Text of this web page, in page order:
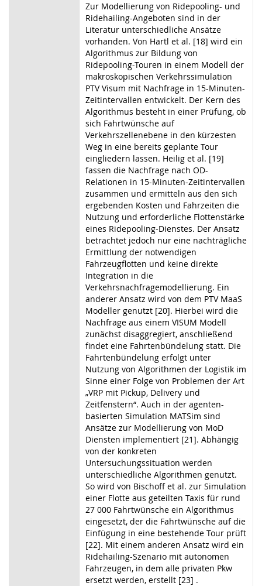
Zur Modellierung von Ridepooling- und
Ridehailing-Angeboten sind in der
Literatur unterschiedliche Ansätze
vorhanden. Von Hartl et al. [18] wird ein
Algorithmus zur Bildung von
Ridepooling-Touren in einem Modell der
makroskopischen Verkehrssimulation
PTV Visum mit Nachfrage in 15-Minuten-
Zeitintervallen entwickelt. Der Kern des
Algorithmus besteht in einer Prüfung, ob
sich Fahrtwünsche auf
Verkehrszellenebene in den kürzesten
Weg in eine bereits geplante Tour
eingliedern lassen. Heilig et al. [19]
fassen die Nachfrage nach OD-
Relationen in 15-Minuten-Zeitintervallen
zusammen und ermitteln aus den sich
ergebenden Kosten und Fahrzeiten die
Nutzung und erforderliche Flottenstärke
eines Ridepooling-Dienstes. Der Ansatz
betrachtet jedoch nur eine nachträgliche
Ermittlung der notwendigen
Fahrzeugflotten und keine direkte
Integration in die
Verkehrsnachfragemodellierung. Ein
anderer Ansatz wird von dem PTV MaaS
Modeller genutzt [20]. Hierbei wird die
Nachfrage aus einem VISUM Modell
zunächst disaggregiert, anschließend
findet eine Fahrtenbündelung statt. Die
Fahrtenbündelung erfolgt unter
Nutzung von Algorithmen der Logistik im
Sinne einer Folge von Problemen der Art
„VRP mit Pickup, Delivery und
Zeitfenstern“. Auch in der agenten-
basierten Simulation MATSim sind
Ansätze zur Modellierung von MoD
Diensten implementiert [21]. Abhängig
von der konkreten
Untersuchungssituation werden
unterschiedliche Algorithmen genutzt.
So wird von Bischoff et al. zur Simulation
einer Flotte aus geteilten Taxis für rund
27 000 Fahrtwünsche ein Algorithmus
eingesetzt, der die Fahrtwünsche auf die
Einfügung in eine bestehende Tour prüft
[22]. Mit einem anderen Ansatz wird ein
Ridehailing-Szenario mit autonomen
Fahrzeugen, in dem alle privaten Pkw
ersetzt werden, erstellt [23] .